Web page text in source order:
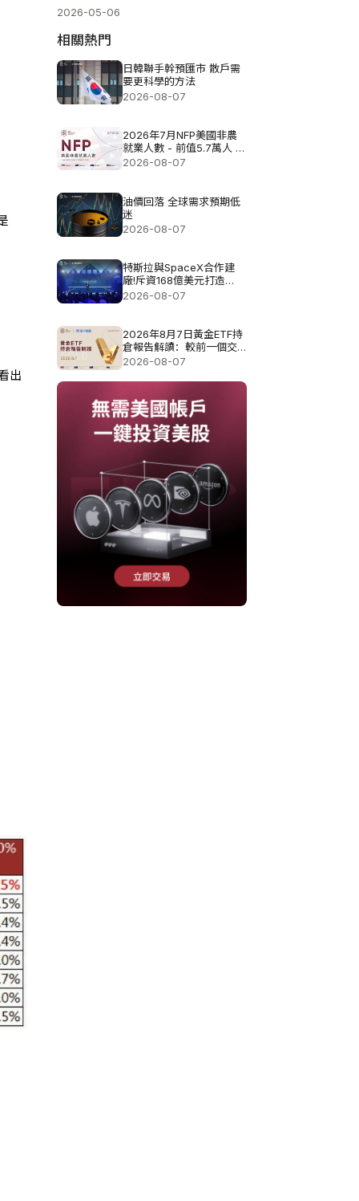
出
2026-05-06
相關熱門
日韓聯手幹預匯市 散戶需
要更科學的方法
2026-08-07
2026年7月NFP美國非農
就業人數 - 前值5.7萬人 預
測值8.3萬
2026-08-07
油價回落 全球需求預期低
迷
2026-08-07
特斯拉與SpaceX合作建
廠!斥資168億美元打造
Terafab基地
2026-08-07
2026年8月7日黃金ETF持
倉報告解讀：較前一個交
易日增加0.571噸
2026-08-07